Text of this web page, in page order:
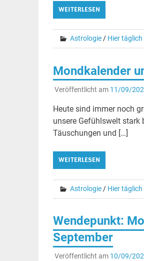
WEITERLESEN
Astrologie/ Hier
Mondkalender
Veröffentlicht am 11/09/
Heute sind immer noch
unsere Gefühlswelt stark
Täuschungen und […]
WEITERLESEN
Astrologie/ Hier
Wendepunkt:
September
Veröffentlicht am 10/09/